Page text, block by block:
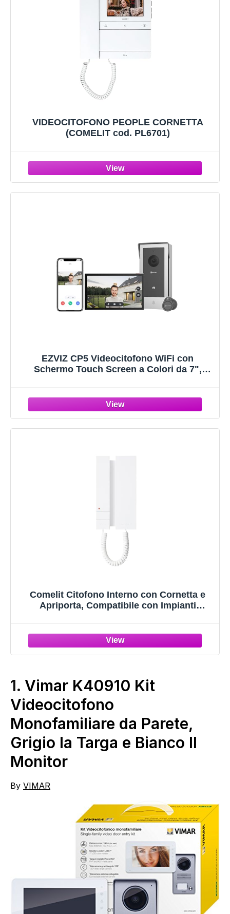
VIDEOCITOFONO PEOPLE CORNETTA
(COMELIT cod. PL6701)
EZVIZ CP5 Videocitofono WiFi con
Schermo Touch Screen a Colori da 7",
Remoto, Dual Band, Design Sottile
Comelit Citofono Interno con Cornetta e
Apriporta, Compatibile con Impianti
1. Vimar K40910 Kit
Videocitofono
Monofamiliare da Parete,
Grigio la Targa e Bianco Il
Monitor
By VIMAR